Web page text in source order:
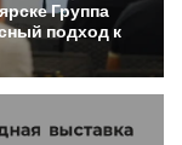
Группа
подход к